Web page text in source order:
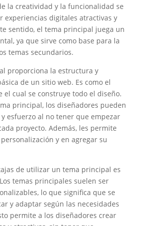
la creatividad y la funcionalidad se
experiencias digitales atractivas y
sentido, el tema principal juega un
ya que sirve como base para la
temas secundarios.
proporciona la estructura y
de un sitio web. Es como el
el cual se construye todo el diseño.
principal, los diseñadores pueden
esfuerzo al no tener que empezar
proyecto. Además, les permite
y en agregar su
de utilizar un tema principal es
temas principales suelen ser
lo que significa que se
y adaptar según las necesidades
permite a los diseñadores crear